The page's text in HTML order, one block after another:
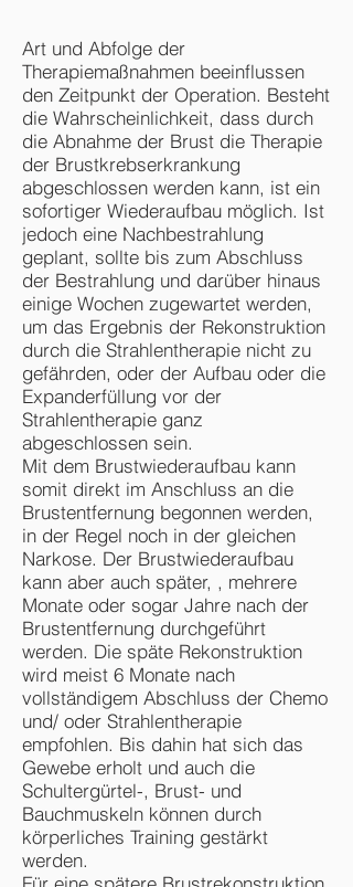
Art und Abfolge der
Therapiemaßnahmen beeinflussen
den Zeitpunkt der Operation. Besteht
die Wahrscheinlichkeit, dass durch
die Abnahme der Brust die Therapie
der Brustkrebserkrankung
abgeschlossen werden kann, ist ein
sofortiger Wiederaufbau möglich. Ist
jedoch eine Nachbestrahlung
geplant, sollte bis zum Abschluss
der Bestrahlung und darüber hinaus
einige Wochen zugewartet werden,
um das Ergebnis der Rekonstruktion
durch die Strahlentherapie nicht zu
gefährden, oder der Aufbau oder die
Expanderfüllung vor der
Strahlentherapie ganz
abgeschlossen sein.
Mit dem Brustwiederaufbau kann
somit direkt im Anschluss an die
Brustentfernung begonnen werden,
in der Regel noch in der gleichen
Narkose. Der Brustwiederaufbau
kann aber auch später, , mehrere
Monate oder sogar Jahre nach der
Brustentfernung durchgeführt
werden. Die späte Rekonstruktion
wird meist 6 Monate nach
vollständigem Abschluss der Chemo
und/ oder Strahlentherapie
empfohlen. Bis dahin hat sich das
Gewebe erholt und auch die
Schultergürtel-, Brust- und
Bauchmuskeln können durch
körperliches Training gestärkt
werden.